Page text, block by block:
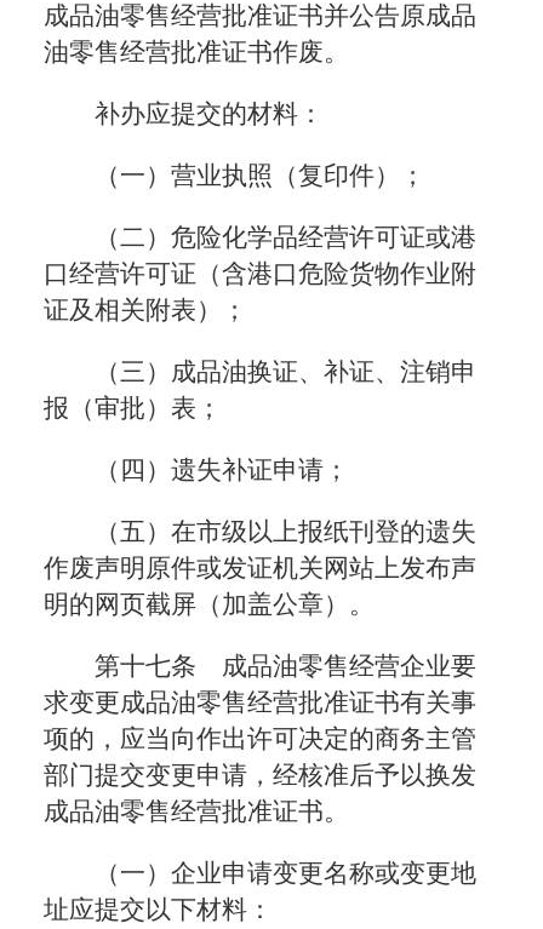
成品油零售经营批准证书并公告原成品
油零售经营批准证书作废。
补办应提交的材料：
（一）营业执照（复印件）；
（二）危险化学品经营许可证或港
口经营许可证（含港口危险货物作业附
证及相关附表）；
（三）成品油换证、补证、注销申
报（审批）表；
（四）遗失补证申请；
（五）在市级以上报纸刊登的遗失
作废声明原件或发证机关网站上发布声
明的网页截屏（加盖公章）。
第十七条 成品油零售经营企业要
求变更成品油零售经营批准证书有关事
项的，应当向作出许可决定的商务主管
部门提交变更申请，经核准后予以换发
成品油零售经营批准证书。
（一）企业申请变更名称或变更地
址应提交以下材料：